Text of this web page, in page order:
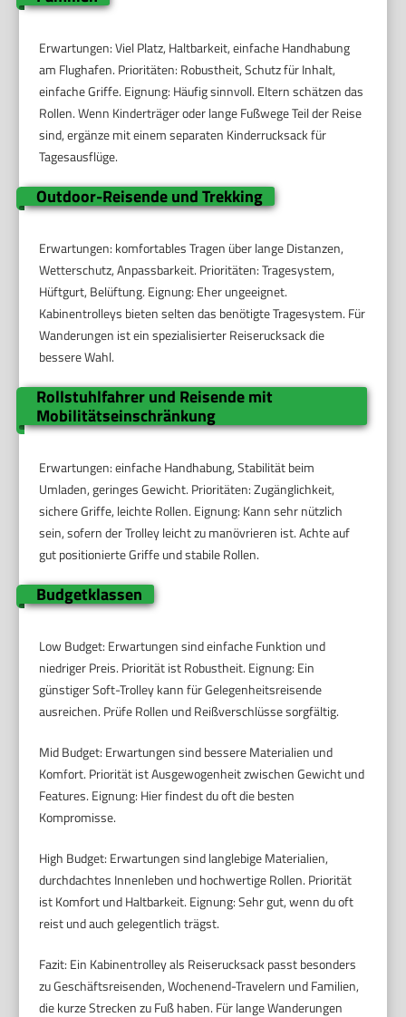
Erwartungen: Viel Platz, Haltbarkeit, einfache Handhabung
am Flughafen. Prioritäten: Robustheit, Schutz für Inhalt,
einfache Griffe. Eignung: Häufig sinnvoll. Eltern schätzen das
Rollen. Wenn Kinderträger oder lange Fußwege Teil der Reise
sind, ergänze mit einem separaten Kinderrucksack für
Tagesausflüge.
Outdoor-Reisende und Trekking
Erwartungen: komfortables Tragen über lange Distanzen,
Wetterschutz, Anpassbarkeit. Prioritäten: Tragesystem,
Hüftgurt, Belüftung. Eignung: Eher ungeeignet.
Kabinentrolleys bieten selten das benötigte Tragesystem. Für
Wanderungen ist ein spezialisierter Reiserucksack die
bessere Wahl.
Rollstuhlfahrer und Reisende mit
Mobilitätseinschränkung
Erwartungen: einfache Handhabung, Stabilität beim
Umladen, geringes Gewicht. Prioritäten: Zugänglichkeit,
sichere Griffe, leichte Rollen. Eignung: Kann sehr nützlich
sein, sofern der Trolley leicht zu manövrieren ist. Achte auf
gut positionierte Griffe und stabile Rollen.
Budgetklassen
Low Budget: Erwartungen sind einfache Funktion und
niedriger Preis. Priorität ist Robustheit. Eignung: Ein
günstiger Soft-Trolley kann für Gelegenheitsreisende
ausreichen. Prüfe Rollen und Reißverschlüsse sorgfältig.
Mid Budget: Erwartungen sind bessere Materialien und
Komfort. Priorität ist Ausgewogenheit zwischen Gewicht und
Features. Eignung: Hier findest du oft die besten
Kompromisse.
High Budget: Erwartungen sind langlebige Materialien,
durchdachtes Innenleben und hochwertige Rollen. Priorität
ist Komfort und Haltbarkeit. Eignung: Sehr gut, wenn du oft
reist und auch gelegentlich trägst.
Fazit: Ein Kabinentrolley als Reiserucksack passt besonders
zu Geschäftsreisenden, Wochenend-Travelern und Familien,
die kurze Strecken zu Fuß haben. Für lange Wanderungen